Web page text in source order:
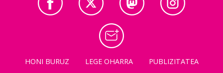
HONI BURUZ LEGE OHARRA
PUBLIZITATEA